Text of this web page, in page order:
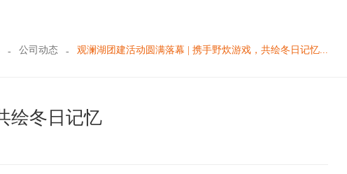
公司动态 观澜湖团建活动圆满落幕 | 携手野炊游戏，共绘冬日记忆...
绘冬日记忆